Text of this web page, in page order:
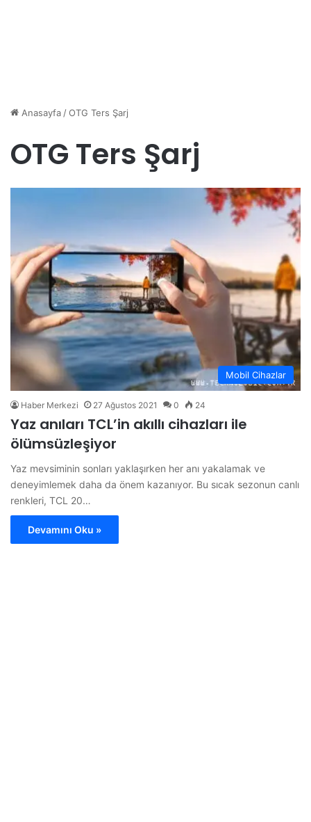
Anasayfa/OTG Ters Şarj
OTG Ters Şarj
Mobil Cihazlar
Haber Merkezi 27 Ağustos 2021 0 24
Yaz anıları TCL’in akıllı cihazları ile
ölümsüzleşiyor
Yaz mevsiminin sonları yaklaşırken her anı yakalamak ve
deneyimlemek daha da önem kazanıyor. Bu sıcak sezonun canlı
renkleri, TCL 20…
Devamını Oku »